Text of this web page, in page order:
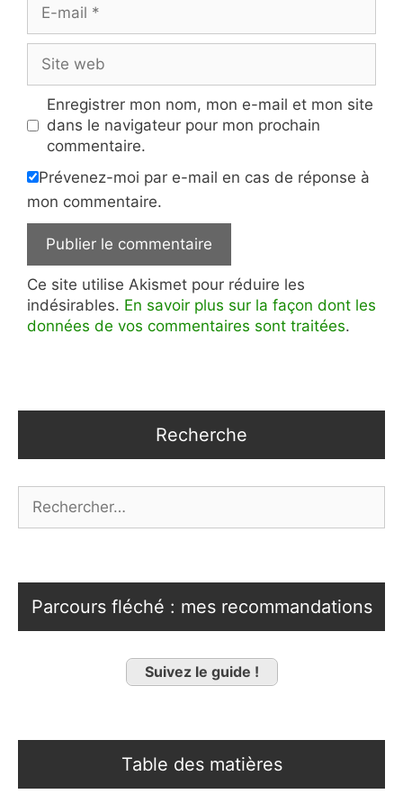
mail
web
Enregistrer mon nom, mon e-mail et mon site
dans le navigateur pour mon prochain
commentaire.
Prévenez-moi par e-mail en cas de réponse à
mon commentaire.
Ce site utilise Akismet pour réduire les
indésirables. En savoir plus sur la façon dont les
données de vos commentaires sont traitées.
Recherche
Parcours fléché : mes recommandations
Suivez le guide !
Table des matières